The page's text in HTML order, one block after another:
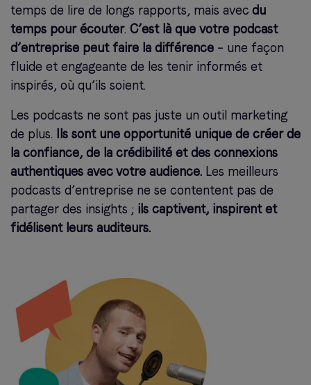
temps de lire de longs rapports, mais avec du
temps pour écouter. C’est là que votre podcast
d’entreprise peut faire la différence – une façon
fluide et engageante de les tenir informés et
inspirés, où qu’ils soient.
Les podcasts ne sont pas juste un outil marketing
de plus.
Ils sont une opportunité unique de créer de
la confiance, de la crédibilité et des connexions
authentiques avec votre audience. Les meilleurs
podcasts d’entreprise ne se contentent pas de
partager des insights ; ils captivent, inspirent et
fidélisent leurs auditeurs.